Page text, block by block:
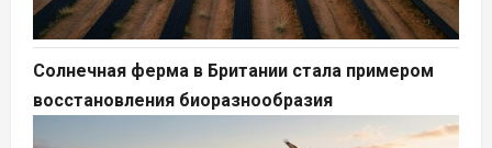
Солнечная ферма в Британии стала примером
восстановления биоразнообразия